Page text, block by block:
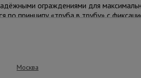
ограждениями для
по принципу «труба в трубу» с
с инструментами и материалами.
рекламы, отделке фасадов
Москва